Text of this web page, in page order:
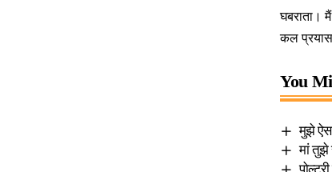
घबराता।
कल प्रयास
You
मुझे
मां तुझे